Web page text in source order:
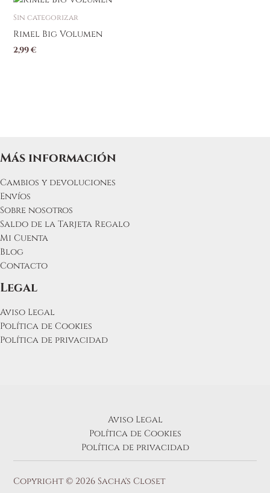
Sin categorizar
Rimel Big Volumen
2,99€
Más información
Cambios y devoluciones
Envíos
Sobre nosotros
Saldo de la Tarjeta Regalo
Mi Cuenta
Blog
Contacto
Legal
Aviso Legal
Política de Cookies
Política de privacidad
Aviso Legal
Política de Cookies
Política de privacidad
Copyright © 2026 Sacha's Closet